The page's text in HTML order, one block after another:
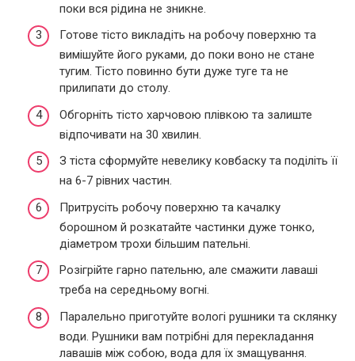
поки вся рідина не зникне.
Готове тісто викладіть на робочу поверхню та
вимішуйте його руками, до поки воно не стане
тугим. Тісто повинно бути дуже туге та не
прилипати до столу.
Обгорніть тісто харчовою плівкою та залиште
відпочивати на 30 хвилин.
З тіста сформуйте невелику ковбаску та поділіть її
на 6-7 рівних частин.
Притрусіть робочу поверхню та качалку
борошном й розкатайте частинки дуже тонко,
діаметром трохи більшим пательні.
Розігрійте гарно пательню, але смажити лаваші
треба на середньому вогні.
Паралельно приготуйте вологі рушники та склянку
води. Рушники вам потрібні для перекладання
лавашів між собою, вода для їх змащування.